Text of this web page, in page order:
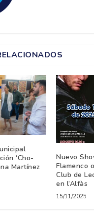
‘Cho-
Martínez
Nuevo
Flamenco
Club de
en l’Alfàs
15/11/2025